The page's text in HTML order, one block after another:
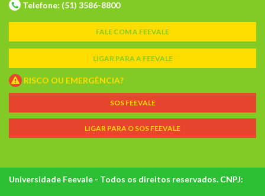
Telefone: (51) 3586-8800
FALE COM A FEEVALE
LIGAR PARA A FEEVALE
RISCO OU EMERGÊNCIA?
SOS FEEVALE
LIGAR PARA O SOS FEEVALE
Universidade Feevale - Todos os direitos reservados. CNPJ: